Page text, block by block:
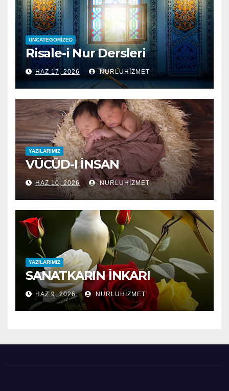
UNCATEGORIZED
Risale-i Nur Dersleri
HAZ 17, 2026 NURLUHIZMET
YAZILARIMIZ
VÜCÛD-I İNSAN
HAZ 10, 2026 NURLUHIZMET
YAZILARIMIZ
SANATKARIN İNKARI
HAZ 9, 2026 NURLUHIZMET